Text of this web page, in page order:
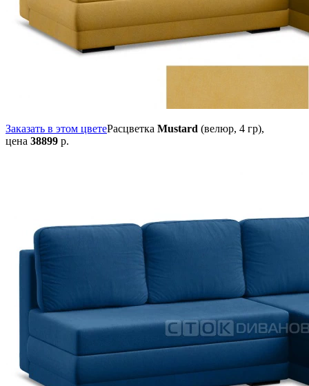
Заказать в этом цветеРасцветка Mustard (велюр, 4 гр),
цена 38899 р.